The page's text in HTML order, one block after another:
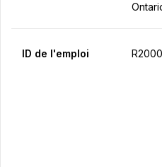
ID de l'emploi